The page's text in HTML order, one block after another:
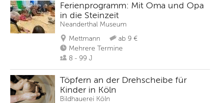
Ferienprogramm: Mit Oma und Opa
in die Steinzeit
Neanderthal Museum
Mettmann
ab 9 €
Mehrere Termine
8 - 99 J
Töpfern an der Drehscheibe für
Kinder in Köln
Bildhauerei Köln